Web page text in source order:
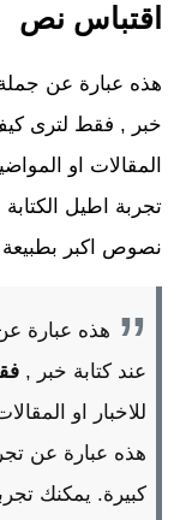
اقتباس نص
هذه عبارة عن جملة
خبر , فقط لترى
المقالات او
تجربة اطيل
نصوص اكبر بطبيعة
هذه عبارة
عند كتابة خبر ,
للاخبار او
هذه عبارة عن
كبيرة. يمكنك